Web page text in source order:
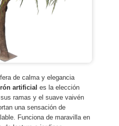
de calma y elegancia
artificial es la elección
ramas y el suave vaivén
una sensación de
Funciona de maravilla en